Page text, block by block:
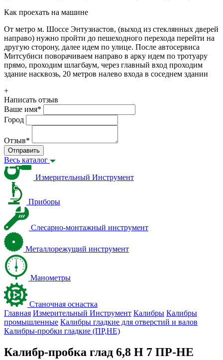
Как проехать на машине
От метро м. Шоссе Энтузиастов, (выход из стеклянных дверей
направо) нужно пройти до пешеходного перехода перейти на
другую сторону, далее идем по улице. После автосервиса
Митсубиси поворачиваем направо в арку идем по тротуару
прямо, проходим шлагбаум, через главный вход проходим
здание насквозь, 20 метров налево входа в соседнем здании
+
Написать отзыв
Ваше имя*
Город
Отзыв*
Отправить
Весь каталог
Измерительный Инструмент
Приборы
Слесарно-монтажный инструмент
Металлорежущий инструмент
Манометры
Станочная оснастка
Главная Измерительный Инструмент Калибры Калибры
промышленные Калибры гладкие для отверстий и валов
Калибры-пробки гладкие (ПР,НЕ)
Калибр-пробка глад 6,8 H 7 ПР-НЕ